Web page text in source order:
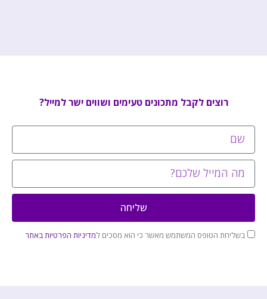
רוצים לקבל מתכונים טעימים ושווים ישר למייל?
בשליחת הטופס המשתמש מאשר כי הוא מסכים למדיניות הפרטיות באתר
שליחה